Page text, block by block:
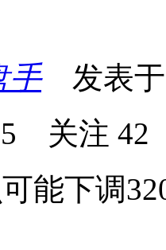
手发表于
关注 42
能下调